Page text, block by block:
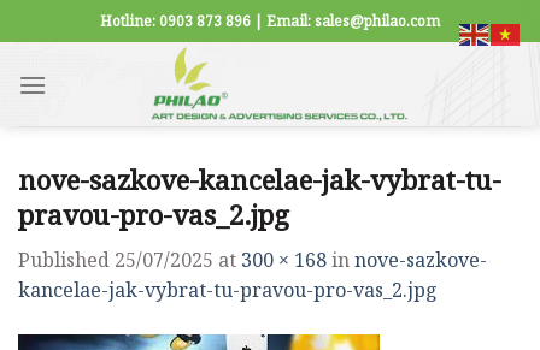
to
content
Hotline: 0903 873 896 | Email: sales@philao.com
nove-sazkove-kancelae-jak-vybrat-tu-
pravou-pro-vas_2.jpg
Published 25/07/2025 at 300 × 168innove-sazkove-
kancelae-jak-vybrat-tu-pravou-pro-vas_2.jpg